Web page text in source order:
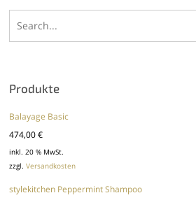
Produkte
Balayage Basic
474,00€
inkl. 20 % MwSt.
zzgl.Versandkosten
stylekitchen Peppermint Shampoo